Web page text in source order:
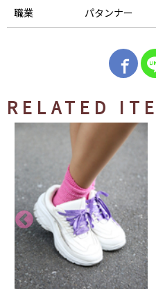
職業 パタンナー
RELATED